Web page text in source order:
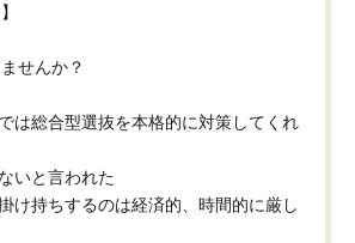
せんか？
は総合型選抜を本格的に対策してくれ
いと言われた
け持ちするのは経済的、時間的に厳し